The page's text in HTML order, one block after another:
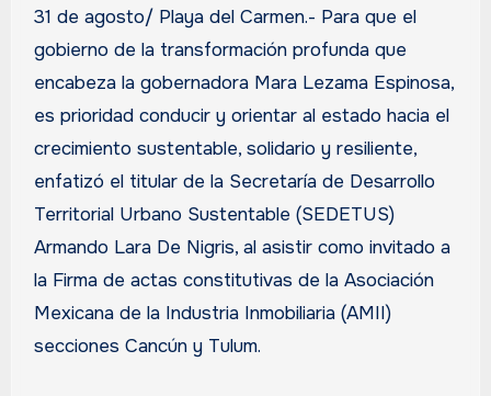
31 de agosto/ Playa del Carmen.- Para que el
gobierno de la transformación profunda que
encabeza la gobernadora Mara Lezama Espinosa,
es prioridad conducir y orientar al estado hacia el
crecimiento sustentable, solidario y resiliente,
enfatizó el titular de la Secretaría de Desarrollo
Territorial Urbano Sustentable (SEDETUS)
Armando Lara De Nigris, al asistir como invitado a
la Firma de actas constitutivas de la Asociación
Mexicana de la Industria Inmobiliaria (AMII)
secciones Cancún y Tulum.